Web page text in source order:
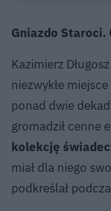
Gniazdo
Kazimierz
niezwykłe
ponad dwie
gromadził cenne
kolekcję
miał dla niego
podkreślał